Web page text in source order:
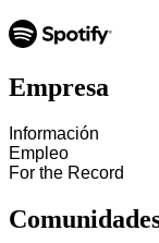
Empresa
Información
Empleo
For the Record